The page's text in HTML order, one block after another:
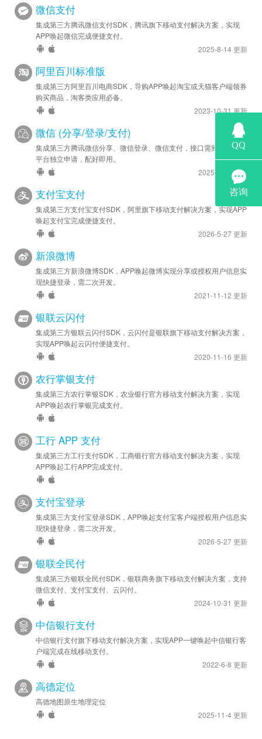
2022-01-04
安卓优化 - 已升级 SDK 至 v15.8.06
苹果优化 - 已升级 SDK 至 v15.8.06
微信支付
集成第三方腾讯微信支付SDK，腾讯旗下移动支付解决方案，实现
APP唤起微信完成便捷支付。
2025-8-14 更新
阿里百川标准版
集成第三方阿里百川电商SDK，导购APP唤起淘宝或天猫客户端领券
购买商品，淘客类应用必备。
2023-10-31 更新
微信 (分享/登录/支付)
集成第三方腾讯微信分享、微信登录、微信支付，接口需到微信开放
平台独立申请，配好即用。
2025-8-14 更新
支付宝支付
集成第三方支付宝支付SDK，阿里旗下移动支付解决方案，实现APP
唤起支付宝完成便捷支付。
2026-5-27 更新
新浪微博
集成第三方新浪微博SDK，APP唤起微博实现分享或授权用户信息实
现快捷登录，需二次开发。
2021-11-12 更新
银联云闪付
集成第三方银联云闪付SDK，云闪付是银联旗下移动支付解决方案，
实现APP唤起云闪付便捷支付。
2020-11-16 更新
农行掌银支付
集成第三方农行掌银SDK，农业银行官方移动支付解决方案，实现
APP唤起农行掌银完成支付。
工行 APP 支付
集成第三方工行支付SDK，工商银行官方移动支付解决方案，实现
APP唤起工行APP完成支付。
支付宝登录
集成第三方支付宝登录SDK，APP唤起支付宝客户端授权用户信息实
现快捷登录，需二次开发。
2026-5-27 更新
银联全民付
集成第三方银联全民付SDK，银联商务旗下移动支付解决方案，支持
微信支付、支付宝支付、云闪付。
2024-10-31 更新
中信银行支付
中信银行支付旗下移动支付解决方案，实现APP一键唤起中信银行客
户端完成在线移动支付。
2022-6-8 更新
高德定位
高德地图原生地理定位
2025-11-4 更新